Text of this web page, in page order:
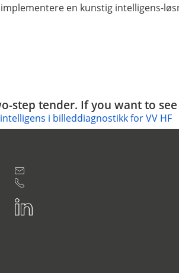
en kunstig intelligens-
step tender. If you want to
i billeddiagnostikk for VV HF